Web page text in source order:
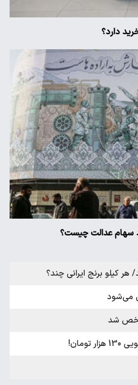
کیلو برنج ایرانی چند؟
می‌شود
شد